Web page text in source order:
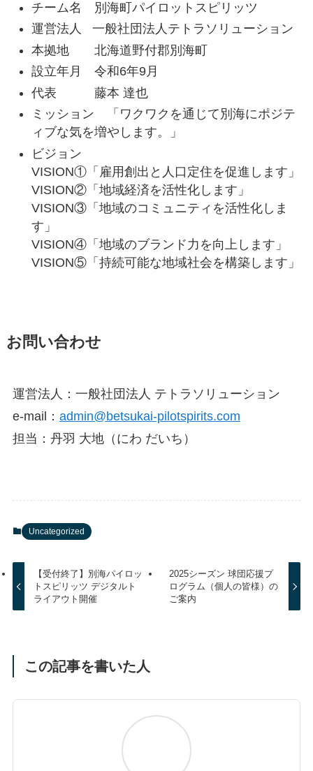
チーム名 別海町パイロットスピリッツ
運営法人 一般社団法人テトラソリューション
本拠地 北海道野付郡別海町
設立年月 令和6年9月
代表 藤本 達也
ミッション 「ワクワクを通じて別海にポジテ
ィブな気を増やします。」
ビジョン
VISION①「雇用創出と人口定住を促進します」
VISION②「地域経済を活性化します」
VISION③「地域のコミュニティを活性化しま
す」
VISION④「地域のブランド力を向上します」
VISION⑤「持続可能な地域社会を構築します」
お問い合わせ
運営法人：一般社団法人 テトラソリューション
e-mail： admin@betsukai-pilotspirits.com
担当：丹羽 大地（にわ だいち）
Uncategorized
【受付終了】別海パイロッ
トスピリッツ デジタルト
ライアウト開催
2025シーズン 球団応援プ
ログラム（個人の皆様）の
ご案内
この記事を書いた人